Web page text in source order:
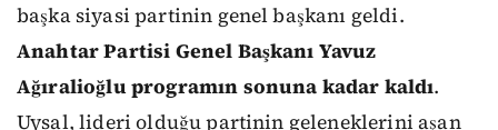
başka siyasi partinin genel başkanı geldi.
Anahtar Partisi Genel Başkanı Yavuz
Ağıralioğlu programın sonuna kadar kaldı.
Uysal, lideri olduğu partinin geleneklerini aşan